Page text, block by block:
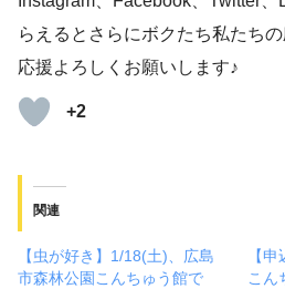
らえるとさらにボクたち私たち
応援よろしくお願いします♪
+2
関連
【虫が好き】1/18(土)、広島
市森林公園こんちゅう館で
【
こん